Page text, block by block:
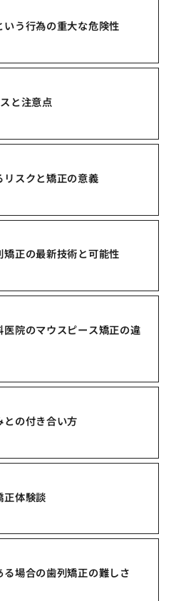
いう行為の重大な危険性
と注意点
スクと矯正の意義
正の最新技術と可能性
院のマウスピース矯正の違
の付き合い方
正体験談
場合の歯列矯正の難しさ